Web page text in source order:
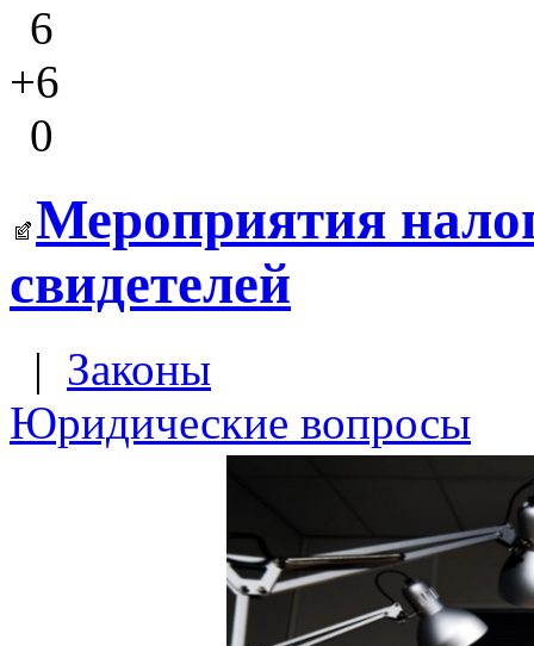
6
+6
0
Мероприятия
свидетелей
| Законы
Юридические вопросы